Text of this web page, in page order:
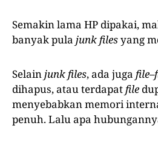
Semakin lama HP dipakai,
banyak pula junk filesyang
Selainjunk files, ada juga file–
dihapus, atau terdapatfile
menyebabkan memori
penuh. Lalu apa